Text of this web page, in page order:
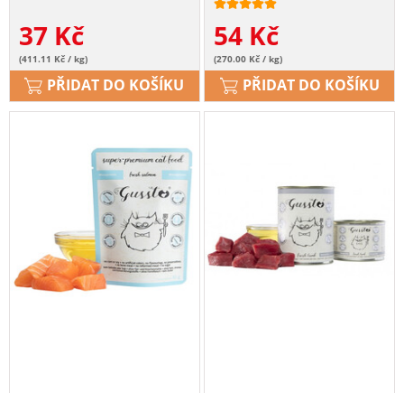
37 Kč
(411.11 Kč / kg)
PŘIDAT DO KOŠÍKU
54 Kč
(270.00 Kč / kg)
PŘIDAT DO KOŠÍKU